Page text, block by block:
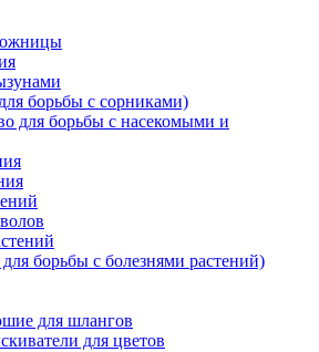
борьбы с сорниками)
для борьбы с насекомыми и
борьбы с болезнями растений)
для шлангов
для цветов